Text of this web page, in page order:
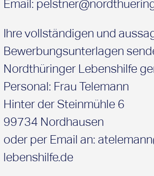
Email:
Ihre vollständigen und
Bewerbungsunterlagen
Nordthüringer Lebenshilfe
Personal: Frau Telemann
Hinter der Steinmühle 6
99734 Nordhausen
oder per Email an:
lebenshilfe.de